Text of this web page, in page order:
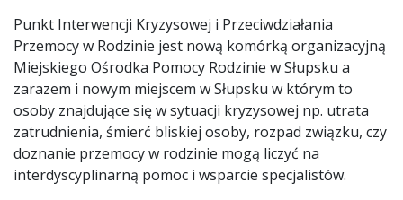
Punkt Interwencji Kryzysowej i Przeciwdziałania
Przemocy w Rodzinie jest nową komórką organizacyjną
Miejskiego Ośrodka Pomocy Rodzinie w Słupsku a
zarazem i nowym miejscem w Słupsku w którym to
osoby znajdujące się w sytuacji kryzysowej np. utrata
zatrudnienia, śmierć bliskiej osoby, rozpad związku, czy
doznanie przemocy w rodzinie mogą liczyć na
interdyscyplinarną pomoc i wsparcie specjalistów.